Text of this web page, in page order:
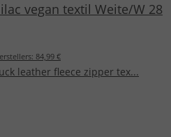
vegan textil Weite/W 28
84,99 €